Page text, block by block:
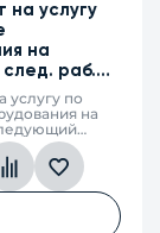
на услугу
на
раб.
12XU, 5 л.
услугу по
на
business
случае выхода
5 календарных